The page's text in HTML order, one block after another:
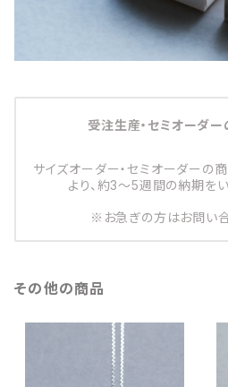
受注生産・セミオーダ
サイズオーダー・セミオーダーの
より、約3～5週間の納期を
※お急ぎの方はお問い合
その他の商品